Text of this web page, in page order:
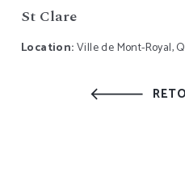
St Clare
Location:Ville de Mont-Royal,